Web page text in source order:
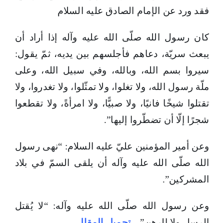
فقد ورد عن الإمام الصادق عليه السلام
كان رسول الله صلّى الله عليه وآله إذا أراد أن
يبعث سريّة، دعاهم فأجلسهم بين يديه، ثمّ يقول:
سيروا بسم الله، وبالله، وفي سبيل الله، وعلى
ملّة رسول الله، ولا تغلوا، ولا تمثّلوا، ولا تغدروا، ولا
تقتلوا شيخًا فانيًا، ولا صبيًّا، ولا امرأةً، ولا تقطعوا
شجرًا إلّا أن تضطّروا إليها”.
وعن أمير المؤمنين عليّ عليه السلام: “نهى رسول
الله صلّى الله عليه وآله أن يلقى السمّ في بلاد
المشركين”.
وعن رسول الله صلّى الله عليه وآله: “لا يُقتل